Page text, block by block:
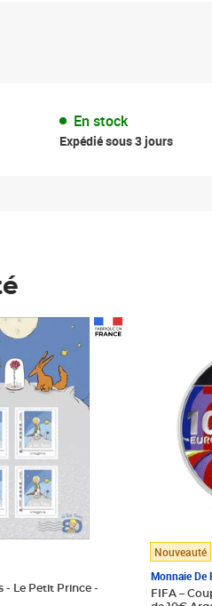
En stock
Expédié sous 3 jours
- Le Petit Prince -
Nouveauté
Monnaie De
FIFA –